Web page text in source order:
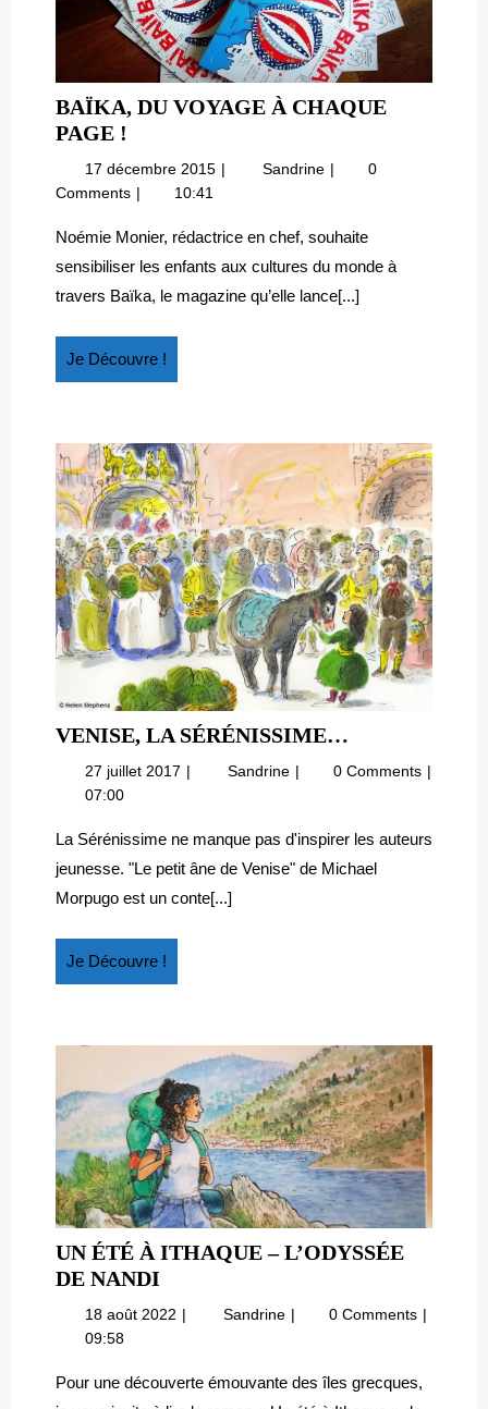
BAÏKA, DU VOYAGE À CHAQUE
PAGE !
DU
VOYAGE
CHAQUE
PAGE
!
17 décembre 2015 17
Sandrine Baïka,
à
chaque
!
0
Comments
10:41
Noémie Monier, rédactrice en chef, souhaite
sensibiliser les enfants aux cultures du monde à
travers Baïka, le magazine qu’elle lance[...]
Je Découvre !
Découvre
VENISE, LA SÉRÉNISSIME…
LA
27 juillet 2017 27
Sandrine Venise,0 Comments
07:00
La Sérénissime ne manque pas d'inspirer les auteurs
jeunesse. "Le petit âne de Venise" de Michael
Morpugo est un conte[...]
Je Découvre !
Découvre
UN ÉTÉ À ITHAQUE – L’ODYSSÉE
DE NANDI
ÉTÉ
–
18 août 2022 18
Sandrine Un
Ithaque
0 Comments
09:58
Pour une découverte émouvante des îles grecques,